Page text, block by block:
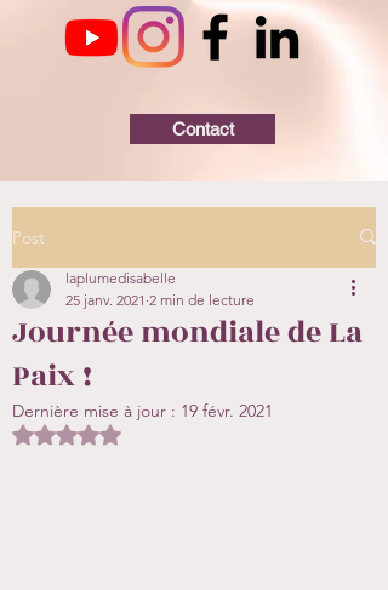
Contact
Post
Journée mondiale de La
Paix !
laplumedisabelle
25 janv. 2021 2 min de lecture
Dernière mise à jour : 19 févr. 2021
Noté NaN étoiles sur 5.